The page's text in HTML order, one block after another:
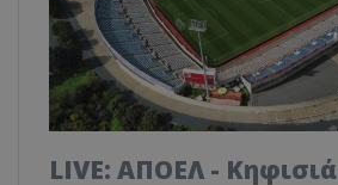
LIVE: ΑΠΟΕΛ - Κηφισιά